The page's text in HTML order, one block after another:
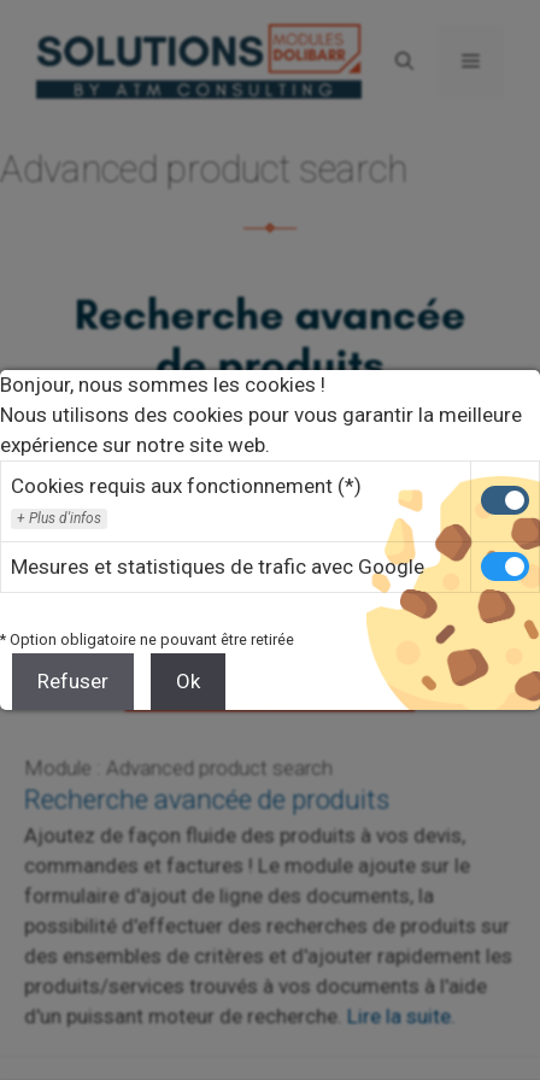
contenu
Advanced product search
Module : Advanced product search
Recherche avancée de produits
Ajoutez de façon fluide des produits à vos devis,
commandes et factures ! Le module ajoute sur le
formulaire d'ajout de ligne des documents, la
possibilité d'effectuer des recherches de produits sur
des ensembles de critères et d'ajouter rapidement les
produits/services trouvés à vos documents à l'aide
d'un puissant moteur de recherche. Lire la suite.
Bonjour, nous sommes les cookies !
Nous utilisons des cookies pour vous garantir la meilleure
expérience sur notre site web.
Cookies requis aux fonctionnement (*)
Plus d'infos
Mesures et statistiques de trafic avec Google
* Option obligatoire ne pouvant être retirée
Refuser Ok